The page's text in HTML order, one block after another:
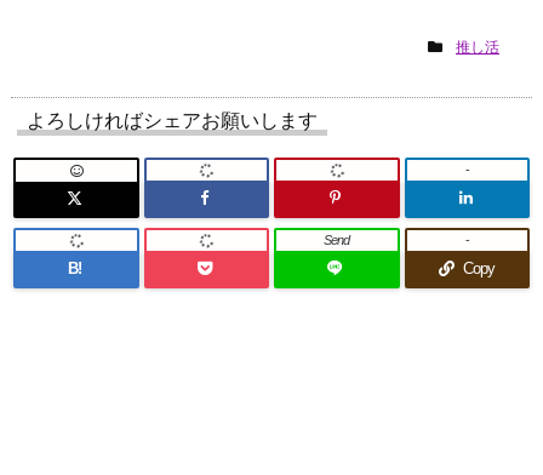
推し活
よろしければシェアお願いします
-
B!
Send
Copy
-